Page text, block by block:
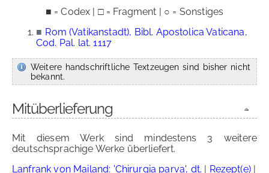
■ = Codex | □ = Fragment | ○ = Sonstiges
■ Rom (Vatikanstadt), Bibl. Apostolica Vaticana,
Cod. Pal. lat. 1117
Weitere handschriftliche Textzeugen sind bisher nicht
bekannt.
Mitüberlieferung
Mit diesem Werk sind mindestens 3 weitere
deutschsprachige Werke überliefert.
Lanfrank von Mailand: 'Chirurgia parva', dt. | Rezept(e)|